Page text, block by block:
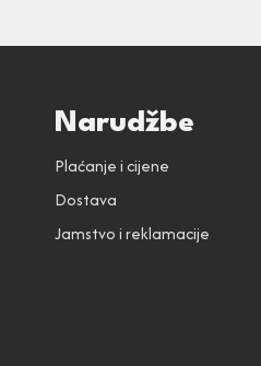
Narudžbe
Plaćanje i cijene
Dostava
Jamstvo i reklamacije